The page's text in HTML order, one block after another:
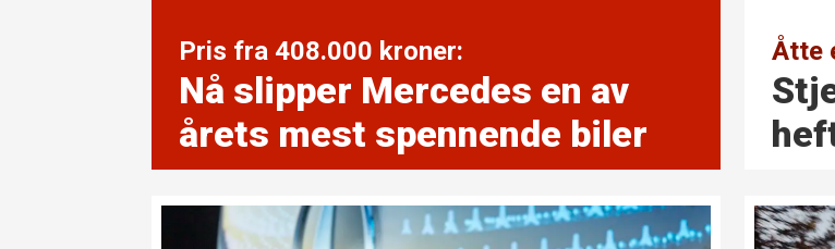
Pris fra 408.000 kroner:
Nå slipper Mercedes en av
årets mest spennende biler
Åtte